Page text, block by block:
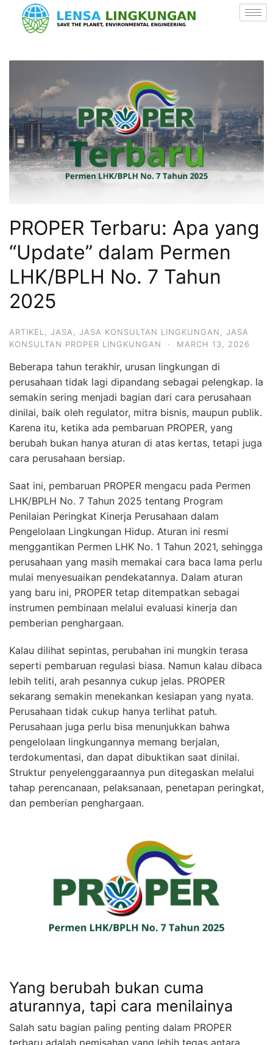
PROPER Terbaru: Apa yang
“Update” dalam Permen
LHK/BPLH No. 7 Tahun
2025
ARTIKEL JASA JASA KONSULTAN LINGKUNGAN
JASA
KONSULTAN PROPER LINGKUNGAN
· MARCH 13, 2026
Beberapa tahun terakhir, urusan lingkungan di
perusahaan tidak lagi dipandang sebagai pelengkap. Ia
semakin sering menjadi bagian dari cara perusahaan
dinilai, baik oleh regulator, mitra bisnis, maupun publik.
Karena itu, ketika ada pembaruan PROPER, yang
berubah bukan hanya aturan di atas kertas, tetapi juga
cara perusahaan bersiap.
Saat ini, pembaruan PROPER mengacu pada Permen
LHK/BPLH No. 7 Tahun 2025 tentang Program
Penilaian Peringkat Kinerja Perusahaan dalam
Pengelolaan Lingkungan Hidup. Aturan ini resmi
menggantikan Permen LHK No. 1 Tahun 2021, sehingga
perusahaan yang masih memakai cara baca lama perlu
mulai menyesuaikan pendekatannya. Dalam aturan
yang baru ini, PROPER tetap ditempatkan sebagai
instrumen pembinaan melalui evaluasi kinerja dan
pemberian penghargaan.
Kalau dilihat sepintas, perubahan ini mungkin terasa
seperti pembaruan regulasi biasa. Namun kalau dibaca
lebih teliti, arah pesannya cukup jelas. PROPER
sekarang semakin menekankan kesiapan yang nyata.
Perusahaan tidak cukup hanya terlihat patuh.
Perusahaan juga perlu bisa menunjukkan bahwa
pengelolaan lingkungannya memang berjalan,
terdokumentasi, dan dapat dibuktikan saat dinilai.
Struktur penyelenggaraannya pun ditegaskan melalui
tahap perencanaan, pelaksanaan, penetapan peringkat,
dan pemberian penghargaan.
Yang berubah bukan cuma
aturannya, tapi cara menilainya
Salah satu bagian paling penting dalam PROPER
terbaru adalah pemisahan yang lebih tegas antara